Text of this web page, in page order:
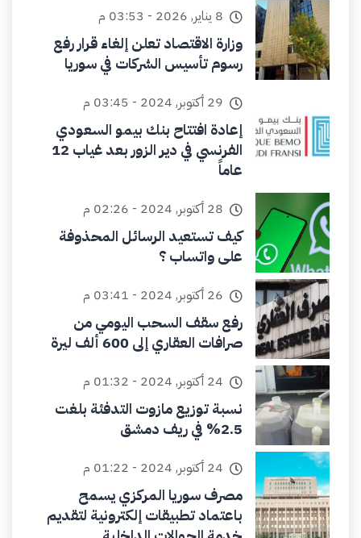
8 يناير, 2026 - 03:53 م
وزارة الاقتصاد تعلن إلغاء قرار رفع
رسوم تأسيس الشركات في سوريا
29 أكتوبر, 2024 - 03:45 م
إعادة افتتاح بنك بيمو السعودي
الفرنسي في دير الزور بعد غياب 12
عاماً
28 أكتوبر, 2024 - 02:26 م
كيف تستعيد الرسائل المحذوفة
على واتساب ؟
26 أكتوبر, 2024 - 03:41 م
رفع سقف السحب اليومي من
صرافات العقاري إلى 600 ألف ليرة
24 أكتوبر, 2024 - 01:32 م
نسبة توزيع مازوت التدفئة بلغت
2.5% في ريف دمشق
24 أكتوبر, 2024 - 01:22 م
مصرف سوريا المركزي يسمح
باعتماد تطبيقات إلكترونية لتقديم